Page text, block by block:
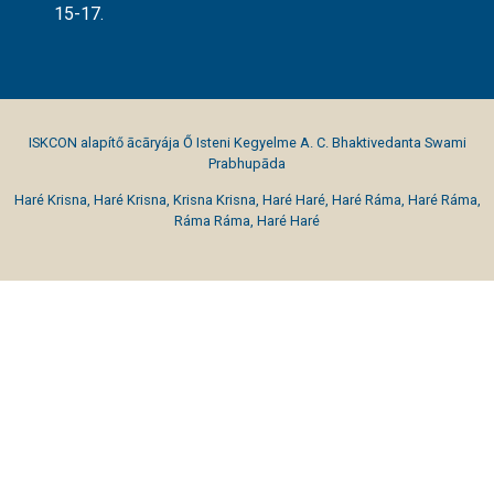
15-17.
ISKCON alapítő ācāryája Ő Isteni Kegyelme A. C. Bhaktivedanta Swami
Prabhupāda
Haré Krisna, Haré Krisna, Krisna Krisna, Haré Haré, Haré Ráma, Haré Ráma,
Ráma Ráma, Haré Haré